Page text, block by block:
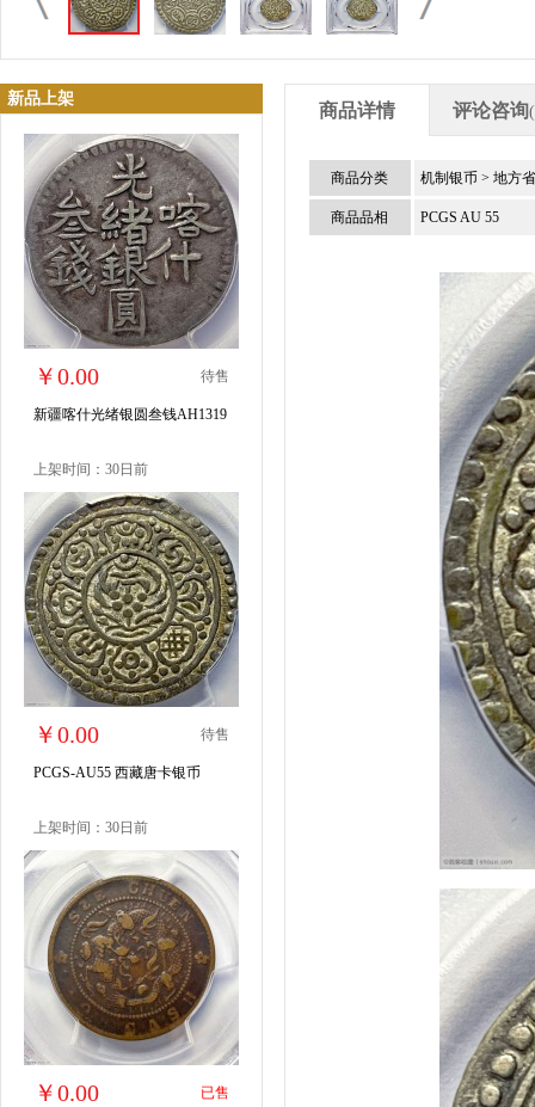
新品上架
￥0.00 待售
新疆喀什光绪银圆叁钱AH1319
上架时间：30日前
￥0.00 待售
PCGS-AU55 西藏唐卡银币
上架时间：30日前
￥0.00 已售
商品详情 评论咨询(
商品分类 机制银币 > 地方
商品品相 PCGS AU 55